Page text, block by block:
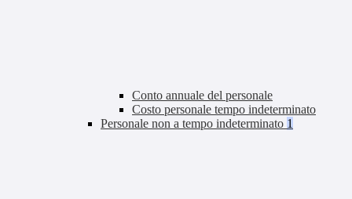
Conto annuale del personale
Costo personale tempo indeterminato
Personale non a tempo indeterminato 1